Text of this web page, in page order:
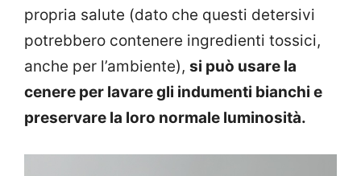
propria salute (dato che questi detersivi
potrebbero contenere ingredienti tossici,
anche per l’ambiente), si può usare la
cenere per lavare gli indumenti bianchi e
preservare la loro normale luminosità.